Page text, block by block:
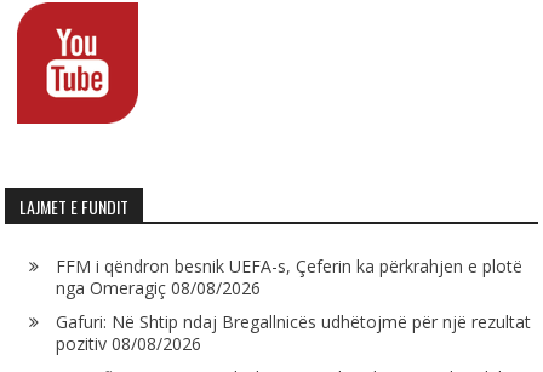
LAJMET E FUNDIT
FFM i qëndron besnik UEFA-s, Çeferin ka përkrahjen e plotë
nga Omeragiç 08/08/2026
Gafuri: Në Shtip ndaj Bregallnicës udhëtojmë për një rezultat
pozitiv 08/08/2026